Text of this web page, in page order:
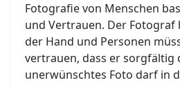
Fotografie von Menschen
und Vertrauen. Der Fotograf
der Hand und Personen
vertrauen, dass er sorgfältig
unerwünschtes Foto darf in